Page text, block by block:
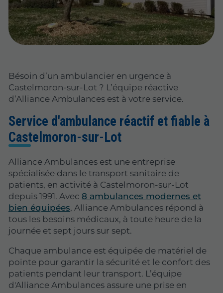
Bésoin d’un ambulancier en urgence à
Castelmoron-sur-Lot ? L’équipe réactive
d’Alliance Ambulances est à votre service.
Service d'ambulance réactif et fiable à
Castelmoron-sur-Lot
Alliance Ambulances est une entreprise
spécialisée dans le transport sanitaire de
patients, en activité à Castelmoron-sur-Lot
depuis 1991. Avec 8 ambulances modernes et
bien équipées, Alliance Ambulances répond à
tous les besoins médicaux, à toute heure de la
journée et sept jours sur sept.
Chaque ambulance est équipée de matériel de
pointe pour garantir la sécurité et le confort des
patients pendant leur transport. L’équipe
d'Alliance Ambulances assure une prise en